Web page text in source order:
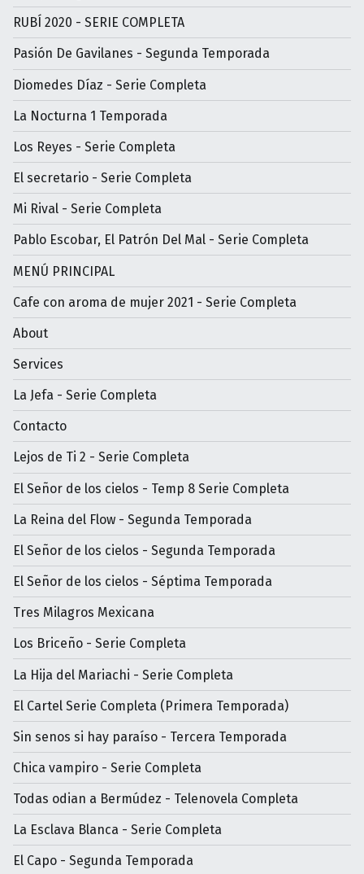
RUBÍ 2020 - SERIE COMPLETA
Pasión De Gavilanes - Segunda Temporada
Diomedes Díaz - Serie Completa
La Nocturna 1 Temporada
Los Reyes - Serie Completa
El secretario - Serie Completa
Mi Rival - Serie Completa
Pablo Escobar, El Patrón Del Mal - Serie Completa
MENÚ PRINCIPAL
Cafe con aroma de mujer 2021 - Serie Completa
About
Services
La Jefa - Serie Completa
Contacto
Lejos de Ti 2 - Serie Completa
El Señor de los cielos - Temp 8 Serie Completa
La Reina del Flow - Segunda Temporada
El Señor de los cielos - Segunda Temporada
El Señor de los cielos - Séptima Temporada
Tres Milagros Mexicana
Los Briceño - Serie Completa
La Hija del Mariachi - Serie Completa
El Cartel Serie Completa (Primera Temporada)
Sin senos si hay paraíso - Tercera Temporada
Chica vampiro - Serie Completa
Todas odian a Bermúdez - Telenovela Completa
La Esclava Blanca - Serie Completa
El Capo - Segunda Temporada